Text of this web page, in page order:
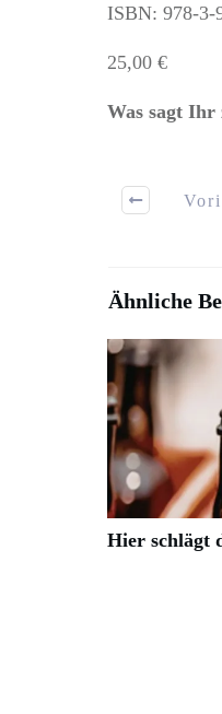
ISBN: 978-3-
25,00 €
Was sagt Ihr
Ähnliche
Hier schlägt